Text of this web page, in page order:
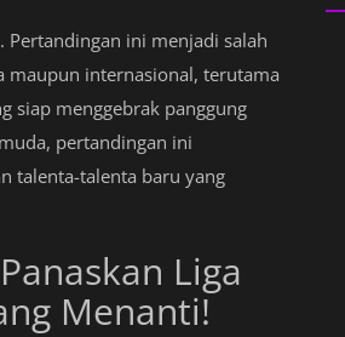
Pertandingan ini menjadi salah
maupun internasional, terutama
siap menggebrak panggung
pertandingan ini
talenta-talenta baru yang
Liga
Menanti!